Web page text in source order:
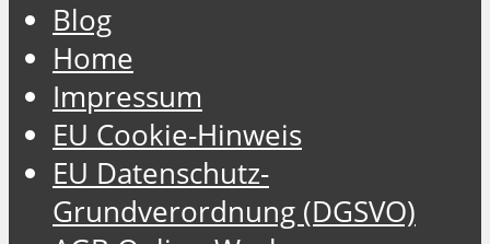
Blog
Home
Impressum
EU Cookie-Hinweis
EU Datenschutz-
Grundverordnung (DGSVO)